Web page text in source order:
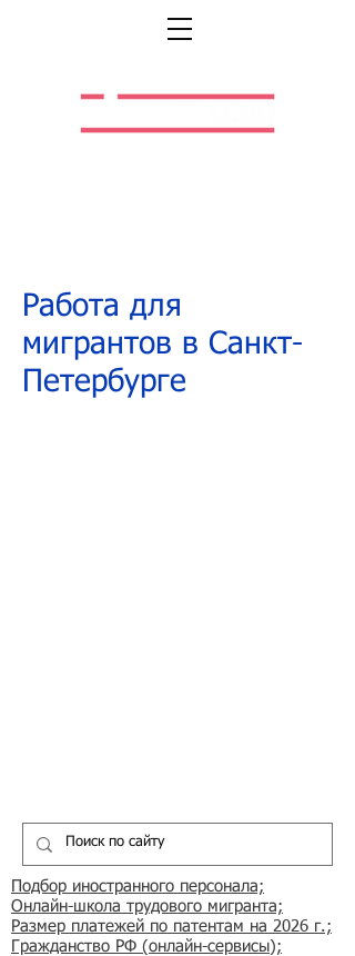
Работа для
мигрантов в Санкт-
Петербурге
Подбор иностранного персонала;
Онлайн-школа трудового мигранта;
Размер платежей по патентам на 2026 г.;
Гражданство РФ (онлайн-сервисы);